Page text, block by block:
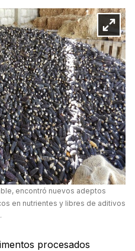
encontró nuevos adeptos
en nutrientes y libres de aditivos
procesados